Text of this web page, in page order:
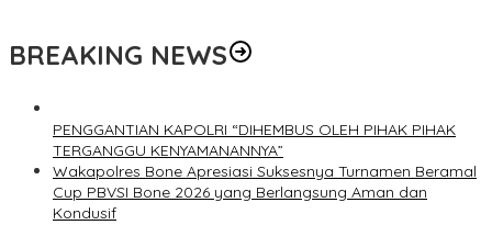
BREAKING NEWS
PENGGANTIAN KAPOLRI “DIHEMBUS OLEH PIHAK PIHAK
TERGANGGU KENYAMANANNYA”
Wakapolres Bone Apresiasi Suksesnya Turnamen Beramal
Cup PBVSI Bone 2026 yang Berlangsung Aman dan
Kondusif